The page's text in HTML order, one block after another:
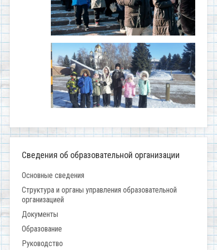
Сведения об образовательной организации
Основные сведения
Структура и органы управления образовательной
организацией
Документы
Образование
Руководство